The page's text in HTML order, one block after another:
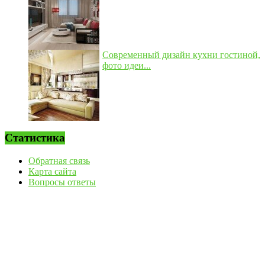
Современный дизайн кухни гостиной,
фото идеи...
Статистика
Обратная связь
Карта сайта
Вопросы ответы